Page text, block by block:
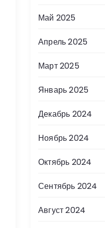
Май 2025
Апрель 2025
Март 2025
Январь 2025
Декабрь 2024
Ноябрь 2024
Октябрь 2024
Сентябрь 2024
Август 2024